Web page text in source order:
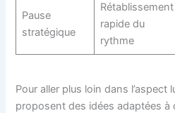
Pause
stratégique
Rétablissement
rapide du
rythme
Pour aller plus loin dans l’aspect
proposent des idées adaptées à